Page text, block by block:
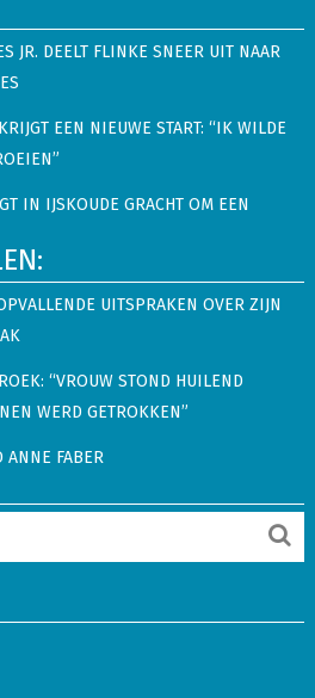
JR. DEELT FLINKE SNEER UIT NAAR
EEN NIEUWE START: “IK WILDE
IN IJSKOUDE GRACHT OM EEN
UITSPRAKEN OVER ZIJN
“VROUW STOND HUILEND
WERD GETROKKEN”
ANNE FABER